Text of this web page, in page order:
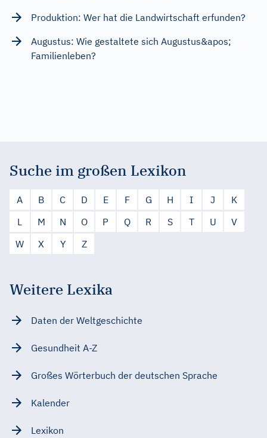
Produktion: Wer hat die Landwirtschaft erfunden?
Augustus: Wie gestaltete sich Augustus&apos;
Familienleben?
Suche im großen Lexikon
A B C D E F G H I J
K
L
M N O P Q R S T U
V
W
X Y Z
Weitere Lexika
Daten der Weltgeschichte
Gesundheit A-Z
Großes Wörterbuch der deutschen Sprache
Kalender
Lexikon